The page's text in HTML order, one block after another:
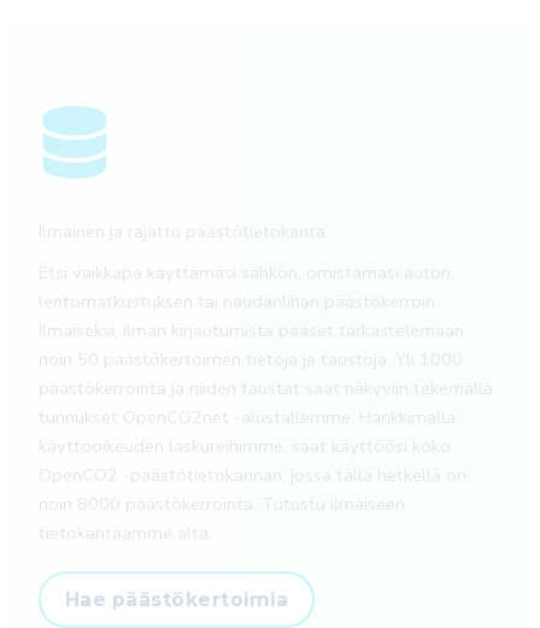
Ilmainen ja rajattu päästötietokanta
Etsi vaikkapa käyttämäsi sähkön, omistamasi auton,
lentomatkustuksen tai naudanlihan päästökerroin.
Ilmaiseksi, ilman kirjautumista pääset tarkastelemaan
noin 50 päästökertoimen tietoja ja taustoja. Yli 1000
päästökerrointa ja niiden taustat saat näkyviin tekemällä
tunnukset OpenCO2net -alustallemme. Hankkimalla
käyttöoikeuden laskureihimme, saat käyttöösi koko
OpenCO2 -päästötietokannan, jossa tällä hetkellä on
noin 8000 päästökerrointa. Tutustu ilmaiseen
tietokantaamme alta.
Hae päästökertoimia